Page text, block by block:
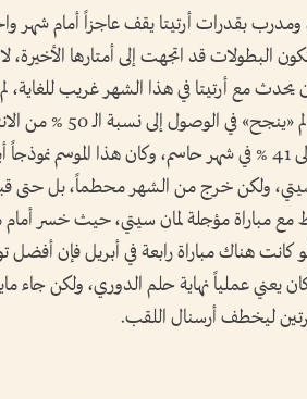
بقدرات أرتيتا يقف عاجزاً أمام شهر
مع أرتيتا في هذا الشهر غريب للغاية،
المدرب الإسباني انتصارات تذكر،
بتحقيق الفوز بنسبة وصلت فقط إلى 41 % في شهر حاسم، وكان هذا
سيتي، ولكن خرج من الشهر محطماً، بل
الفارق الصداري إلى 3 نقاط مع مباراة مؤجلة لمان سيتي، حيث
كانت هناك مباراة رابعة في أبريل فإن
عملياً نهاية حلم الدوري، ولكن جاء
مرتين ليخطف أرسنال اللقب.